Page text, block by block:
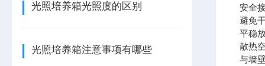
光照培养箱光照度的区别
光照培养箱注意事项有哪些
安全
避免
平稳
散热
与墙